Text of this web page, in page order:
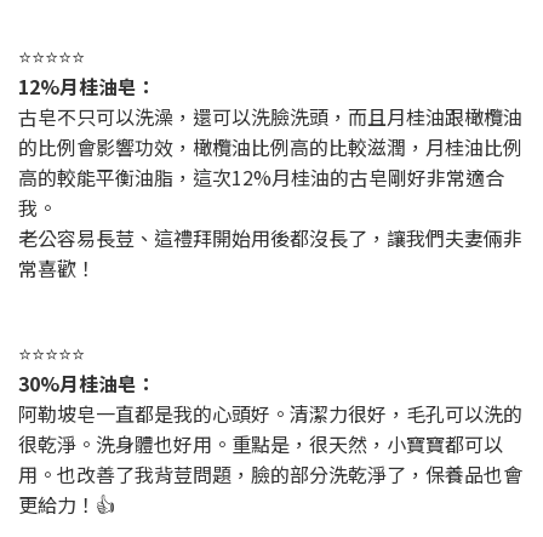
⭐⭐⭐⭐⭐
12%月桂油皂：
古皂不只可以洗澡，還可以洗臉洗頭，而且月桂油跟橄欖油
的比例會影響功效，橄欖油比例高的比較滋潤，月桂油比例
高的較能平衡油脂，這次12%月桂油的古皂剛好非常適合
我。
老公容易長荳、這禮拜開始用後都沒長了，讓我們夫妻倆非
常喜歡！
⭐⭐⭐⭐⭐
30%月桂油皂：
阿勒坡皂一直都是我的心頭好。清潔力很好，毛孔可以洗的
很乾淨。洗身體也好用。重點是，很天然，小寶寶都可以
用。也改善了我背荳問題，臉的部分洗乾淨了，保養品也會
更給力！👍